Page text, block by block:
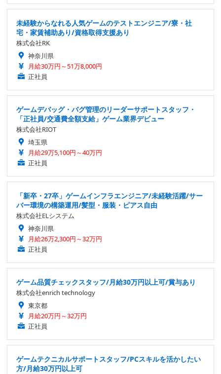
未経験からなれる人気ゲームのテストエンジニア/寮・社
宅・家賃補助あり/資格取得支援あり
株式会社RK
神奈川県
月給30万円～51万8,000円
正社員
ゲームデバッグ・バグ管理のリーダーサポートスタッフ・
「正社員/交通費全額支給」ゲーム業界デビュー
株式会社RIOT
埼玉県
月給29万5,100円～40万円
正社員
「新卒・27卒」ゲームインフラエンジニア/未経験活躍/サー
バー環境の構築運用/髪型・服装・ピアス自由
株式会社ELシステム
神奈川県
月給26万2,300円～32万円
正社員
ゲーム品質チェックスタッフ/月給30万円以上可/賞与あり
株式会社enrich technology
東京都
月給20万円～32万円
正社員
ゲームテクニカルサポートスタッフ/PCスキルを活かしたい
方/月給30万円以上可